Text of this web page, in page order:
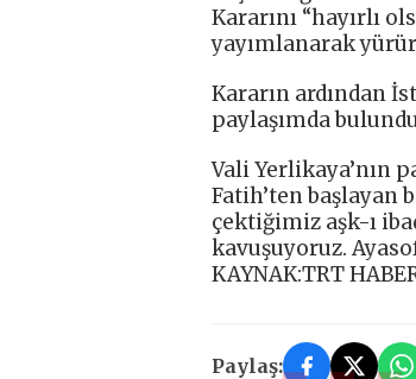
Kararını “hayırlı
yayımlanarak
Kararın ardından
paylaşımda
Vali Yerlikaya’nın
Fatih’ten başlayan
çektiğimiz aşk-ı
kavuşuyoruz.
KAYNAK:TRT
Paylaş: